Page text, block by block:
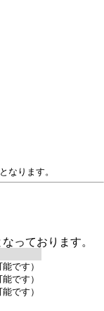
なります。
っております。
です）
です）
です）